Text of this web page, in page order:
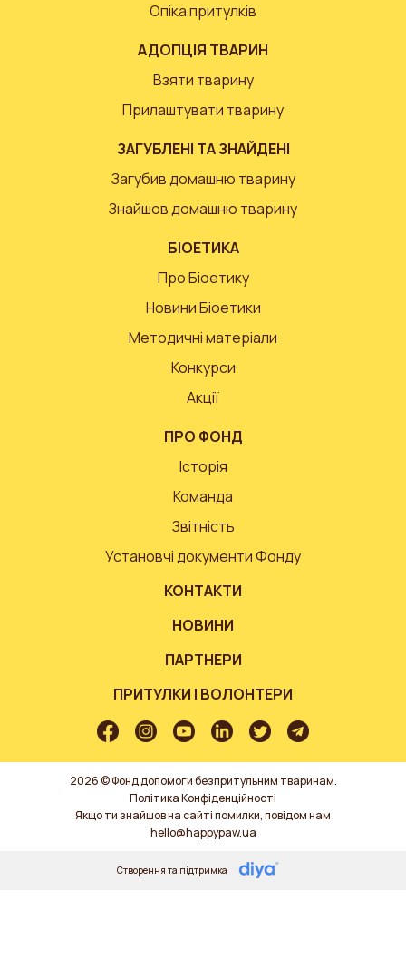
Опіка притулків
АДОПЦІЯ ТВАРИН
Взяти тварину
Прилаштувати тварину
ЗАГУБЛЕНІ ТА ЗНАЙДЕНІ
Загубив домашню тварину
Знайшов домашню тварину
БІОЕТИКА
Про Біоетику
Новини Біоетики
Методичні матеріали
Конкурси
Акції
ПРО ФОНД
Історія
Команда
Звітність
Установчі документи Фонду
КОНТАКТИ
НОВИНИ
ПАРТНЕРИ
ПРИТУЛКИ І ВОЛОНТЕРИ
2026 © Фонд допомоги безпритульним тваринам.
Політика Конфіденційності
Якщо ти знайшов на сайті помилки, повідом нам
hello@happypaw.ua
Створення та підтримка